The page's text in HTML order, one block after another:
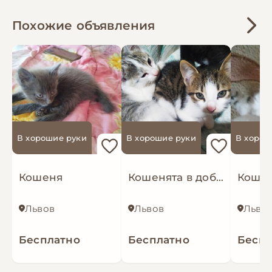
Похожие объявления
В хорошие руки
Кошеня
Львов
Бесплатно
В хорошие руки
Кошенята в добрі руки+подаруночок
Львов
Бесплатно
В